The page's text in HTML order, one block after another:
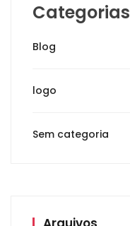
Categorias
Blog
logo
Sem categoria